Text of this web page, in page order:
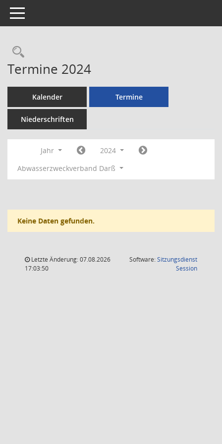
Toggle navigation
Rechercheauswahl
Termine 2024
Kalender Termine
Niederschriften
Jahr
2024
Abwasserzweckverband Darß
Keine Daten gefunden.
Letzte Änderung: 07.08.2026
17:03:50
Software:Sitzungsdienst
Session(Wird in